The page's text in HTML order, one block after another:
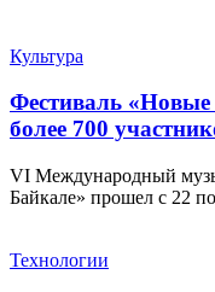
Культура
Фестиваль
более 700
VI Международный
Байкале» прошел с 22
Технологии